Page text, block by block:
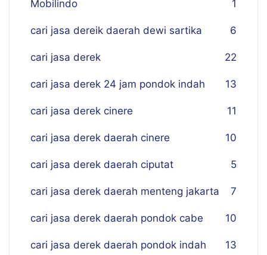
Mobilindo 1
cari jasa dereik daerah dewi sartika 6
cari jasa derek 22
cari jasa derek 24 jam pondok indah 13
cari jasa derek cinere 11
cari jasa derek daerah cinere 10
cari jasa derek daerah ciputat 5
cari jasa derek daerah menteng jakarta 7
cari jasa derek daerah pondok cabe 10
cari jasa derek daerah pondok indah 13